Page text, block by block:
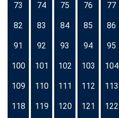
73 74 75 76 77
82 83 84 85 86
91 92 93 94 95
100 101 102 103 104
109 110 111 112 113
118 119 120 121 122